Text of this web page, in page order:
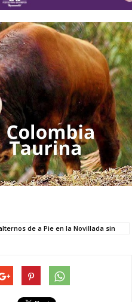
de a Pie en la Novillada sin